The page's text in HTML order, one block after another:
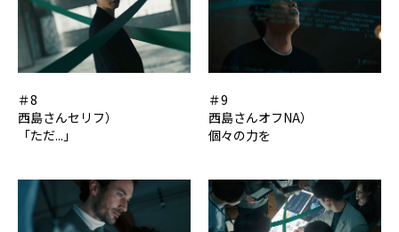
＃8
西島さんセリフ）
「ただ...」
＃9
西島さんオフNA）
個々の力を